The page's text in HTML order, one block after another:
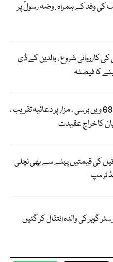
کی وفد کے ہمراہ روضہ رسولؐ پر
کارروائی شروع ، والدین کے ڈی
کا فیصلہ
میجر طفیل شہید کی 68 ویں برسی ، مزار پر دعائیہ تقریب ،
کا خراج عقیدت
کی قیمتیں پہلے سے بھی نچلی
ٹرمپ
گوہر کی والدہ انتقال کر گئیں